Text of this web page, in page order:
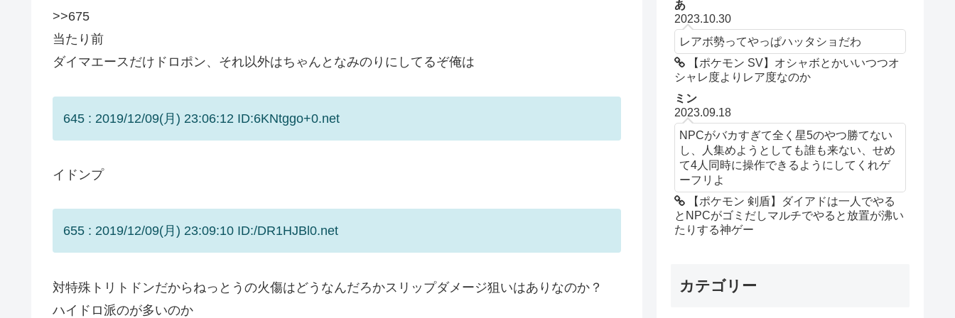
>>675
当たり前
ダイマエースだけドロポン、それ以外はちゃんとなみのりにしてるぞ俺は
645 : 2019/12/09(月) 23:06:12 ID:6KNtggo+0.net
イドンプ
655 : 2019/12/09(月) 23:09:10 ID:/DR1HJBl0.net
対特殊トリトドンだからねっとうの火傷はどうなんだろかスリップダメージ狙いはありなのか？
ハイドロ派のが多いのか
あ
2023.10.30
レアボ勢ってやっぱハッタショだわ
【ポケモン SV】オシャボとかいいつつオ
シャレ度よりレア度なのか
ミン
2023.09.18
NPCがバカすぎて全く星5のやつ勝てない
し、人集めようとしても誰も来ない、せめ
て4人同時に操作できるようにしてくれゲ
ーフリよ
【ポケモン 剣盾】ダイアドは一人でやる
とNPCがゴミだしマルチでやると放置が沸い
たりする神ゲー
カテゴリー